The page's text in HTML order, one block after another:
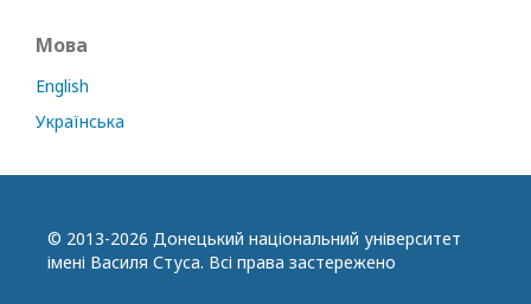
Мова
English
Українська
© 2013-2026 Донецький національний університет
імені Василя Стуса. Всі права застережено